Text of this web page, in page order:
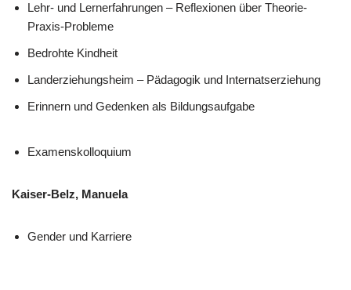
Lehr- und Lernerfahrungen – Reflexionen über Theorie-
Praxis-Probleme
Bedrohte Kindheit
Landerziehungsheim – Pädagogik und Internatserziehung
Erinnern und Gedenken als Bildungsaufgabe
Examenskolloquium
Kaiser-Belz, Manuela
Gender und Karriere